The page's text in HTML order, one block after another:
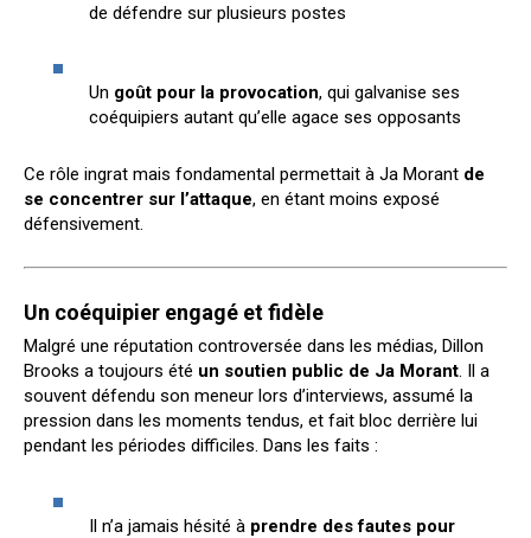
de défendre sur plusieurs postes
Un goût pour la provocation, qui galvanise ses
coéquipiers autant qu’elle agace ses opposants
Ce rôle ingrat mais fondamental permettait à Ja Morant de
se concentrer sur l’attaque, en étant moins exposé
défensivement.
Un coéquipier engagé et fidèle
Malgré une réputation controversée dans les médias, Dillon
Brooks a toujours été un soutien public de Ja Morant. Il a
souvent défendu son meneur lors d’interviews, assumé la
pression dans les moments tendus, et fait bloc derrière lui
pendant les périodes difficiles. Dans les faits :
Il n’a jamais hésité à prendre des fautes pour